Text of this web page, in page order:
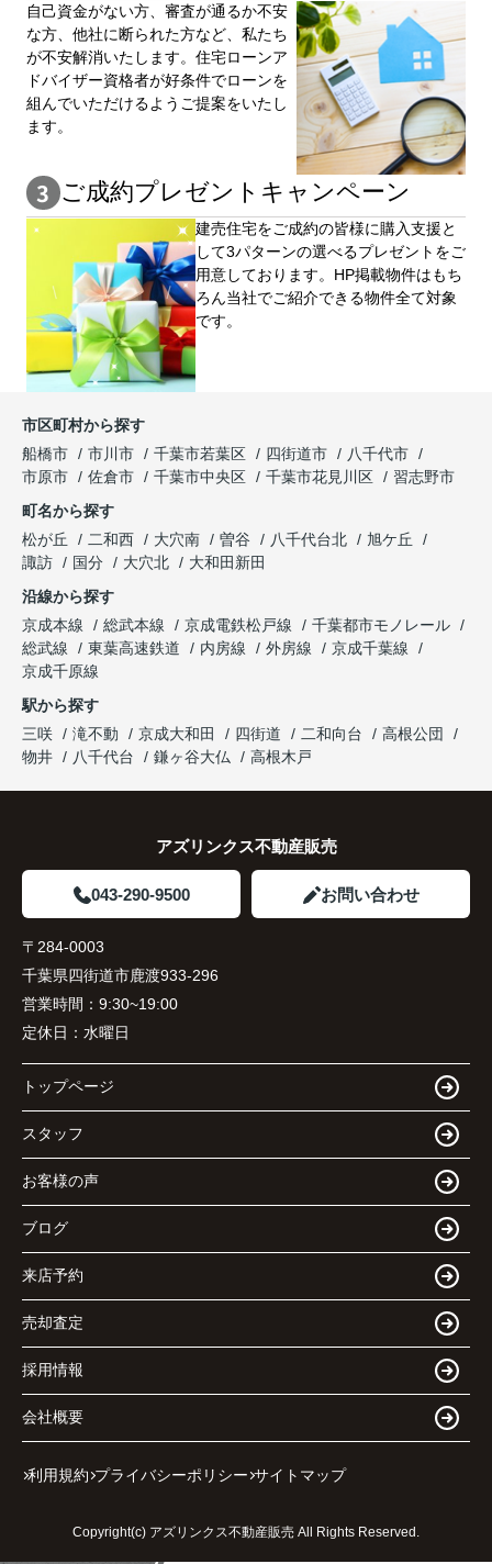
自⼰資⾦がない⽅、審査が通るか不安
な⽅、他社に断られた⽅など、私たち
が不安解消いたします。住宅ローンア
ドバイザー資格者が好条件でローンを
組んでいただけるようご提案をいたし
ます。
ご成約プレゼントキャンペーン
建売住宅をご成約の皆様に購⼊⽀援と
して3パターンの選べるプレゼントをご
用意しております。HP掲載物件はもち
ろん当社でご紹介できる物件全て対象
です。
市区町村から探す
船橋市
市川市 千葉市若葉区 四街道市
八千代市
市原市
佐倉市 千葉市中央区 千葉市花見川区
習志野市
町名から探す
松が丘
二和西 大穴南 曽谷 八千代台北
旭ケ丘
諏訪
国分 大穴北
大和田新田
沿線から探す
京成本線
総武本線 京成電鉄松戸線
千葉都市モノレール
総武線
東葉高速鉄道 内房線 外房線
京成千葉線
京成千原線
駅から探す
三咲
滝不動 京成大和田 四街道 二和向台
高根公団
物井
八千代台 鎌ヶ谷大仏 高根木戸
アズリンクス不動産販売
043-290-9500 お問い合わせ
〒284-0003
千葉県四街道市鹿渡933-296
営業時間： 9:30~19:00
定休日： 水曜日
トップページ
スタッフ
お客様の声
ブログ
来店予約
売却査定
採用情報
会社概要
利用規約 プライバシーポリシー サイトマップ
Copyright(c) アズリンクス不動産販売 All Rights Reserved.